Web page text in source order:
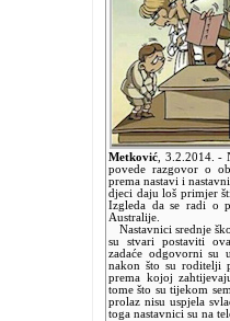
Metković 3.2.2014.-
povede razgovor o
prema nastavi i
djeci daju loš primjer
Izgleda da se radi o
Australije.
Nastavnici srednje
su stvari postaviti
zadaće odgovorni
nakon što su roditelji
prema kojoj
tome što su tijekom
prolaz nisu uspjela
toga nastavnici su na